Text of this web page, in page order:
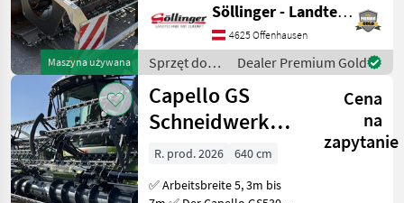
Maszyna używana
>Autocontour/regulacja
wysokości >Złącze
wielofunkcyjne Heder/
przystawka (typ): He
Söllinger - Landtechnik GmbH
4625 Offenhausen
Sprzęt do
zbioru pole
uprawne /
Geringhoff
Dealer Premium Gold
Capello GS
Schneidwerk
5,3m / 5,9m /
6,4m / 7,0m
Cena
na
zapytanie
R. prod. 2026
640 cm
✅ Arbeitsbreite 5, 3m bis